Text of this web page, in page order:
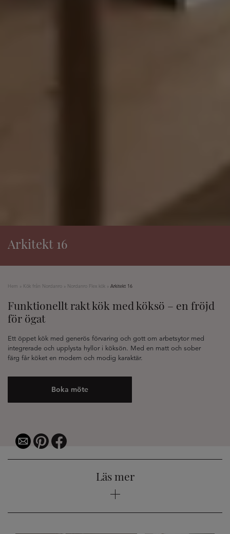
Arkitekt 16
Hem » Kök från Nordanro » Nordanro Flex kök » Arkitekt 16
Funktionellt rakt kök med köksö – en fröjd
för ögat
Ett öppet kök med generös förvaring och gott om arbetsytor med
integrerade och upplysta hyllor i köksön. Med en matt och sober
färg får köket en modern och modig karaktär.
Boka möte
Läs mer